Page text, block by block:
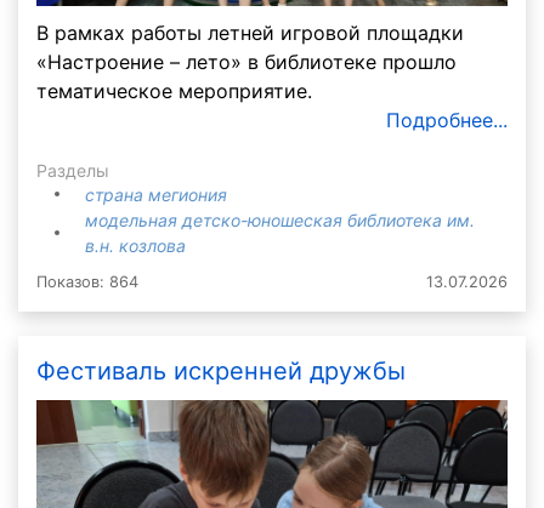
В рамках работы летней игровой площадки
«Настроение – лето» в библиотеке прошло
тематическое мероприятие.
Подробнее...
Разделы
страна мегиония
модельная детско-юношеская библиотека им.
в.н. козлова
Показов: 864 13.07.2026
Фестиваль искренней дружбы